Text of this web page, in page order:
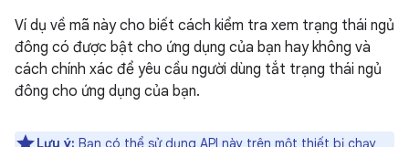
Ví dụ về mã này cho biết cách kiểm tra xem trạng thái ngủ
đông có được bật cho ứng dụng của bạn hay không và
cách chính xác để yêu cầu người dùng tắt trạng thái ngủ
đông cho ứng dụng của bạn.
Lưu ý: Bạn có thể sử dụng API này trên một thiết bị chạy